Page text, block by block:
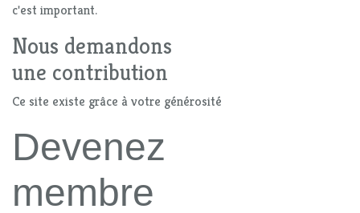
c'est important.
Nous demandons
une contribution
Ce site existe grâce à votre générosité
Devenez
membre